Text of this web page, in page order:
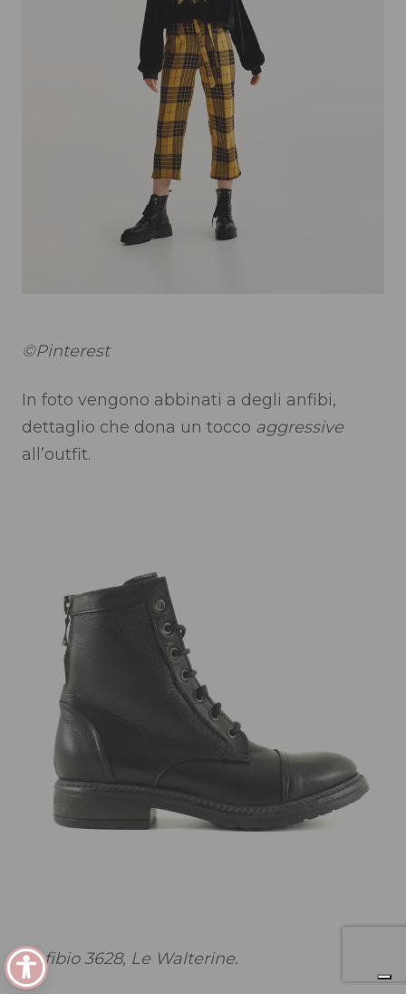
©Pinterest
In foto vengono abbinati a degli anfibi,
dettaglio che dona un tocco aggressive
all’outfit.
Anfibio 3628, Le Walterine.